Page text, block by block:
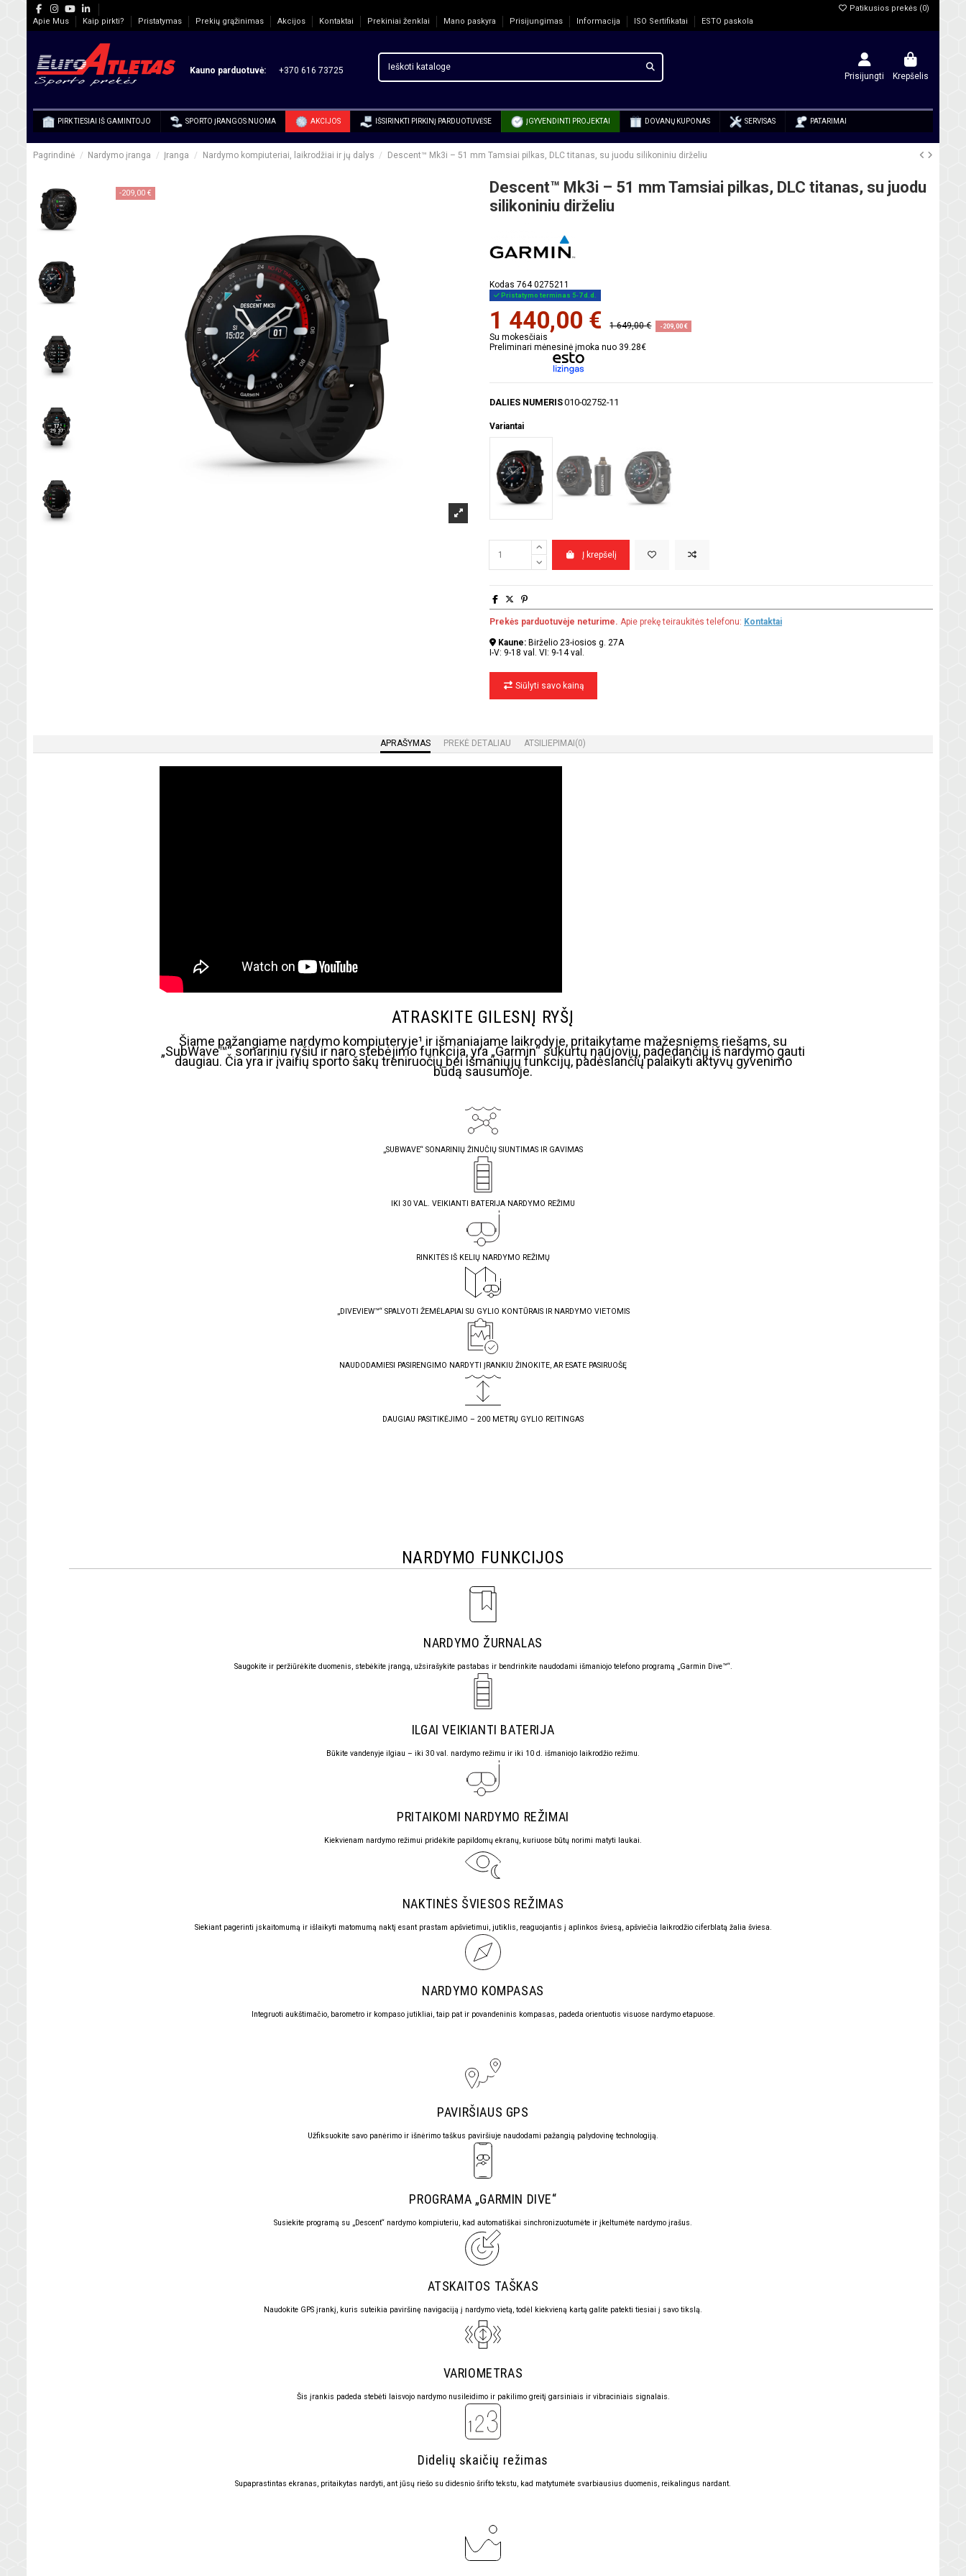
Apie Mus Kaip pirkti? Pristatymas Prekių grąžinimas Akcijos Kontaktai Prekiniai ženklai Mano paskyra Prisijungimas Informacija ISO Sertifikatai ESTO paskola
Patikusios prekės (0)
Kauno parduotuvė: +370 616 73725
Prisijungti Krepšelis
PIRK TIESIAI IŠ GAMINTOJO SPORTO ĮRANGOS NUOMA AKCIJOS IŠSIRINKTI PIRKINĮ PARDUOTUVĖSE ĮGYVENDINTI PROJEKTAI DOVANŲ KUPONAS SERVISAS PATARIMAI
Pagrindinė Nardymo įranga Įranga Nardymo kompiuteriai, laikrodžiai ir jų dalys Descent™ Mk3i – 51 mm Tamsiai pilkas, DLC titanas, su juodu silikoniniu dirželiu
-209,00 €
Descent™ Mk3i – 51 mm Tamsiai pilkas, DLC titanas, su juodu
silikoniniu dirželiu
Kodas 764 0275211
Pristatymo terminas 5-7 d.d.
1 440,00 € 1 649,00 € -209,00 €
Su mokesčiais
Preliminari mėnesinė įmoka nuo 39.28€
DALIES NUMERIS010-02752-11
Variantai
Į krepšelį
Prekės parduotuvėje neturime. Apie prekę teiraukitės telefonu: Kontaktai
Kaune: Birželio 23-iosios g. 27A
I-V: 9-18 val. VI: 9-14 val.
Siūlyti savo kainą
APRAŠYMAS PREKĖ DETALIAU ATSILIEPIMAI (0)
ATRASKITE GILESNĮ RYŠĮ
Šiame pažangiame nardymo kompiuteryje¹ ir išmaniajame laikrodyje, pritaikytame mažesniems riešams, su
„SubWave™“ sonariniu ryšiu ir naro stebėjimo funkcija, yra „Garmin“ sukurtų naujovių, padedančių iš nardymo gauti
daugiau. Čia yra ir įvairių sporto šakų treniruočių bei išmaniųjų funkcijų, padėsiančių palaikyti aktyvų gyvenimo
būdą sausumoje.
„SUBWAVE“ SONARINIŲ ŽINUČIŲ SIUNTIMAS IR GAVIMAS
IKI 30 VAL. VEIKIANTI BATERIJA NARDYMO REŽIMU
RINKITĖS IŠ KELIŲ NARDYMO REŽIMŲ
„DIVEVIEW™“ SPALVOTI ŽEMĖLAPIAI SU GYLIO KONTŪRAIS IR NARDYMO VIETOMIS
NAUDODAMIESI PASIRENGIMO NARDYTI ĮRANKIU ŽINOKITE, AR ESATE PASIRUOŠĘ
DAUGIAU PASITIKĖJIMO – 200 METRŲ GYLIO REITINGAS
NARDYMO FUNKCIJOS
NARDYMO ŽURNALAS
Saugokite ir peržiūrėkite duomenis, stebėkite įrangą, užsirašykite pastabas ir bendrinkite naudodami išmaniojo telefono programą „Garmin Dive™“.
ILGAI VEIKIANTI BATERIJA
Būkite vandenyje ilgiau – iki 30 val. nardymo režimu ir iki 10 d. išmaniojo laikrodžio režimu.
PRITAIKOMI NARDYMO REŽIMAI
Kiekvienam nardymo režimui pridėkite papildomų ekranų, kuriuose būtų norimi matyti laukai.
NAKTINĖS ŠVIESOS REŽIMAS
Siekiant pagerinti įskaitomumą ir išlaikyti matomumą naktį esant prastam apšvietimui, jutiklis, reaguojantis į aplinkos šviesą, apšviečia laikrodžio ciferblatą žalia šviesa.
NARDYMO KOMPASAS
Integruoti aukštimačio, barometro ir kompaso jutikliai, taip pat ir povandeninis kompasas,padeda orientuotis visuose nardymo etapuose.
PAVIRŠIAUS GPS
Užfiksuokite savo panėrimo ir išnėrimo taškus paviršiuje naudodami pažangią palydovinę technologiją.
PROGRAMA „GARMIN DIVE“
Susiekite programą su „Descent“ nardymo kompiuteriu, kad automatiškai sinchronizuotumėte ir įkeltumėte nardymo įrašus.
ATSKAITOS TAŠKAS
Naudokite GPS įrankį, kuris suteikia paviršinę navigaciją į nardymo vietą, todėl kiekvieną kartą galite patekti tiesiai į savo tikslą.
VARIOMETRAS
Šis įrankis padeda stebėti laisvojo nardymo nusileidimo ir pakilimo greitį garsiniais ir vibraciniais signalais.
Didelių skaičių režimas
Supaprastintas ekranas, pritaikytas nardyti, ant jūsų riešo su didesnio šrifto tekstu, kad matytumėte svarbiausius duomenis, reikalingus nardant.